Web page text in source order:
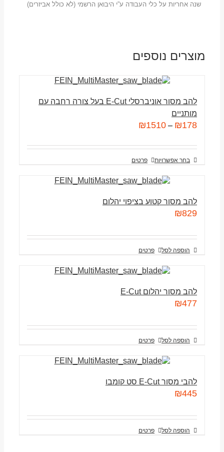
שנה אחריות על כלי העבודה ע”י היבואן הרשמי (לא כולל אביזרים)
מוצרים נוספים
להב מסור אוניברסלי E-Cut בעל צורה רחבה עם
מותניים
₪178
–
₪1510
בחר אפשרויות פרטים
להב מסור קטוע בציפוי יהלום
₪829
הוספה לסל פרטים
להב מסור יהלום E-Cut
₪477
הוספה לסל פרטים
להבי מסור E-Cut סט קומבו
₪445
הוספה לסל פרטים